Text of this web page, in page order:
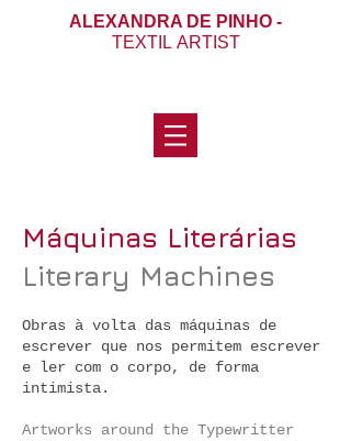
ALEXANDRA DE PINHO -
TEXTIL ARTIST
Máquinas Literárias
Literary Machines
Obras à volta das máquinas de
escrever que nos permitem escrever
e ler com o corpo, de forma
intimista.
Artworks around the Typewritter